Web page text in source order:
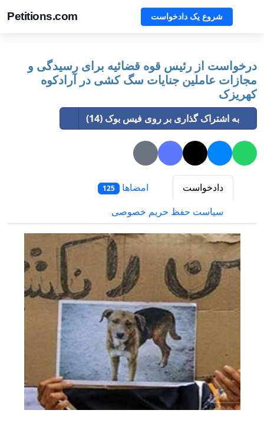
Petitions.com شروع یک دادخواست
درخواست از رئیس قوه قضائیه برای رسیدگی و
مجازات عاملین جنایات سگ کشی در آرادکوه
کهریزک
به اشتراک گذاری بر روی فیس بوک (14)
دادخواست امضاها 125
سیاست حفظ حریم خصوصی